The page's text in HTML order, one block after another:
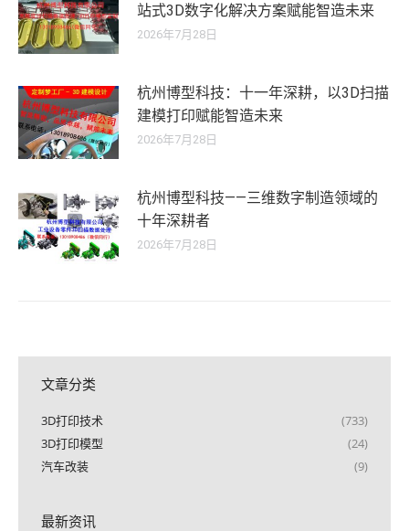
站式3D数字化解决方案赋能智造未来
2026年7月28日
杭州博型科技：十一年深耕，以3D扫描
建模打印赋能智造未来
2026年7月28日
杭州博型科技——三维数字制造领域的
十年深耕者
2026年7月28日
文章分类
3D打印技术
(733)
3D打印模型
(24)
汽车改装
(9)
最新资讯